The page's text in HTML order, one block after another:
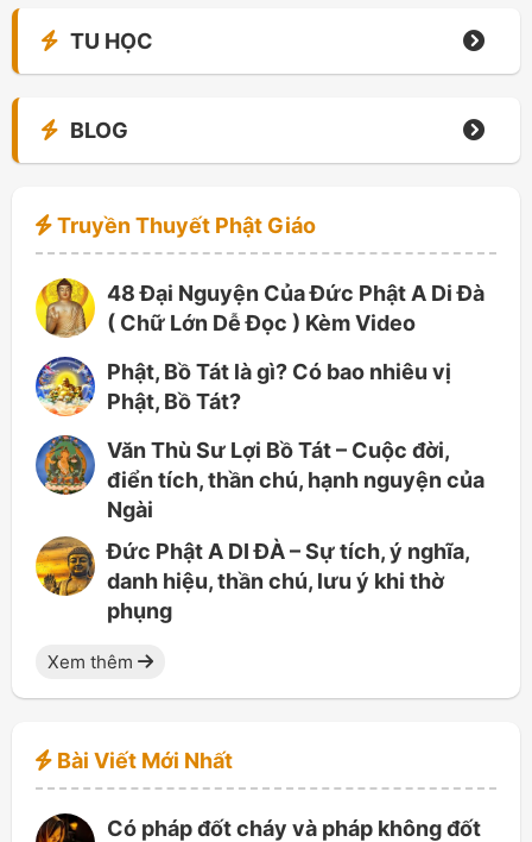
TU HỌC
BLOG
Truyền Thuyết Phật Giáo
48 Đại Nguyện Của Đức Phật A Di Đà
( Chữ Lớn Dễ Đọc ) Kèm Video
Phật, Bồ Tát là gì? Có bao nhiêu vị
Phật, Bồ Tát?
Văn Thù Sư Lợi Bồ Tát – Cuộc đời,
điển tích, thần chú, hạnh nguyện của
Ngài
Đức Phật A DI ĐÀ – Sự tích, ý nghĩa,
danh hiệu, thần chú, lưu ý khi thờ
phụng
Xem thêm
Bài Viết Mới Nhất
Có pháp đốt cháy và pháp không đốt